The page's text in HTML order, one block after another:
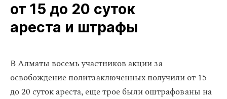
от 15 до 20 суток
ареста и штрафы
В Алматы восемь участников акции за
освобождение политзаключенных получили от 15
до 20 суток ареста, еще трое были оштрафованы на